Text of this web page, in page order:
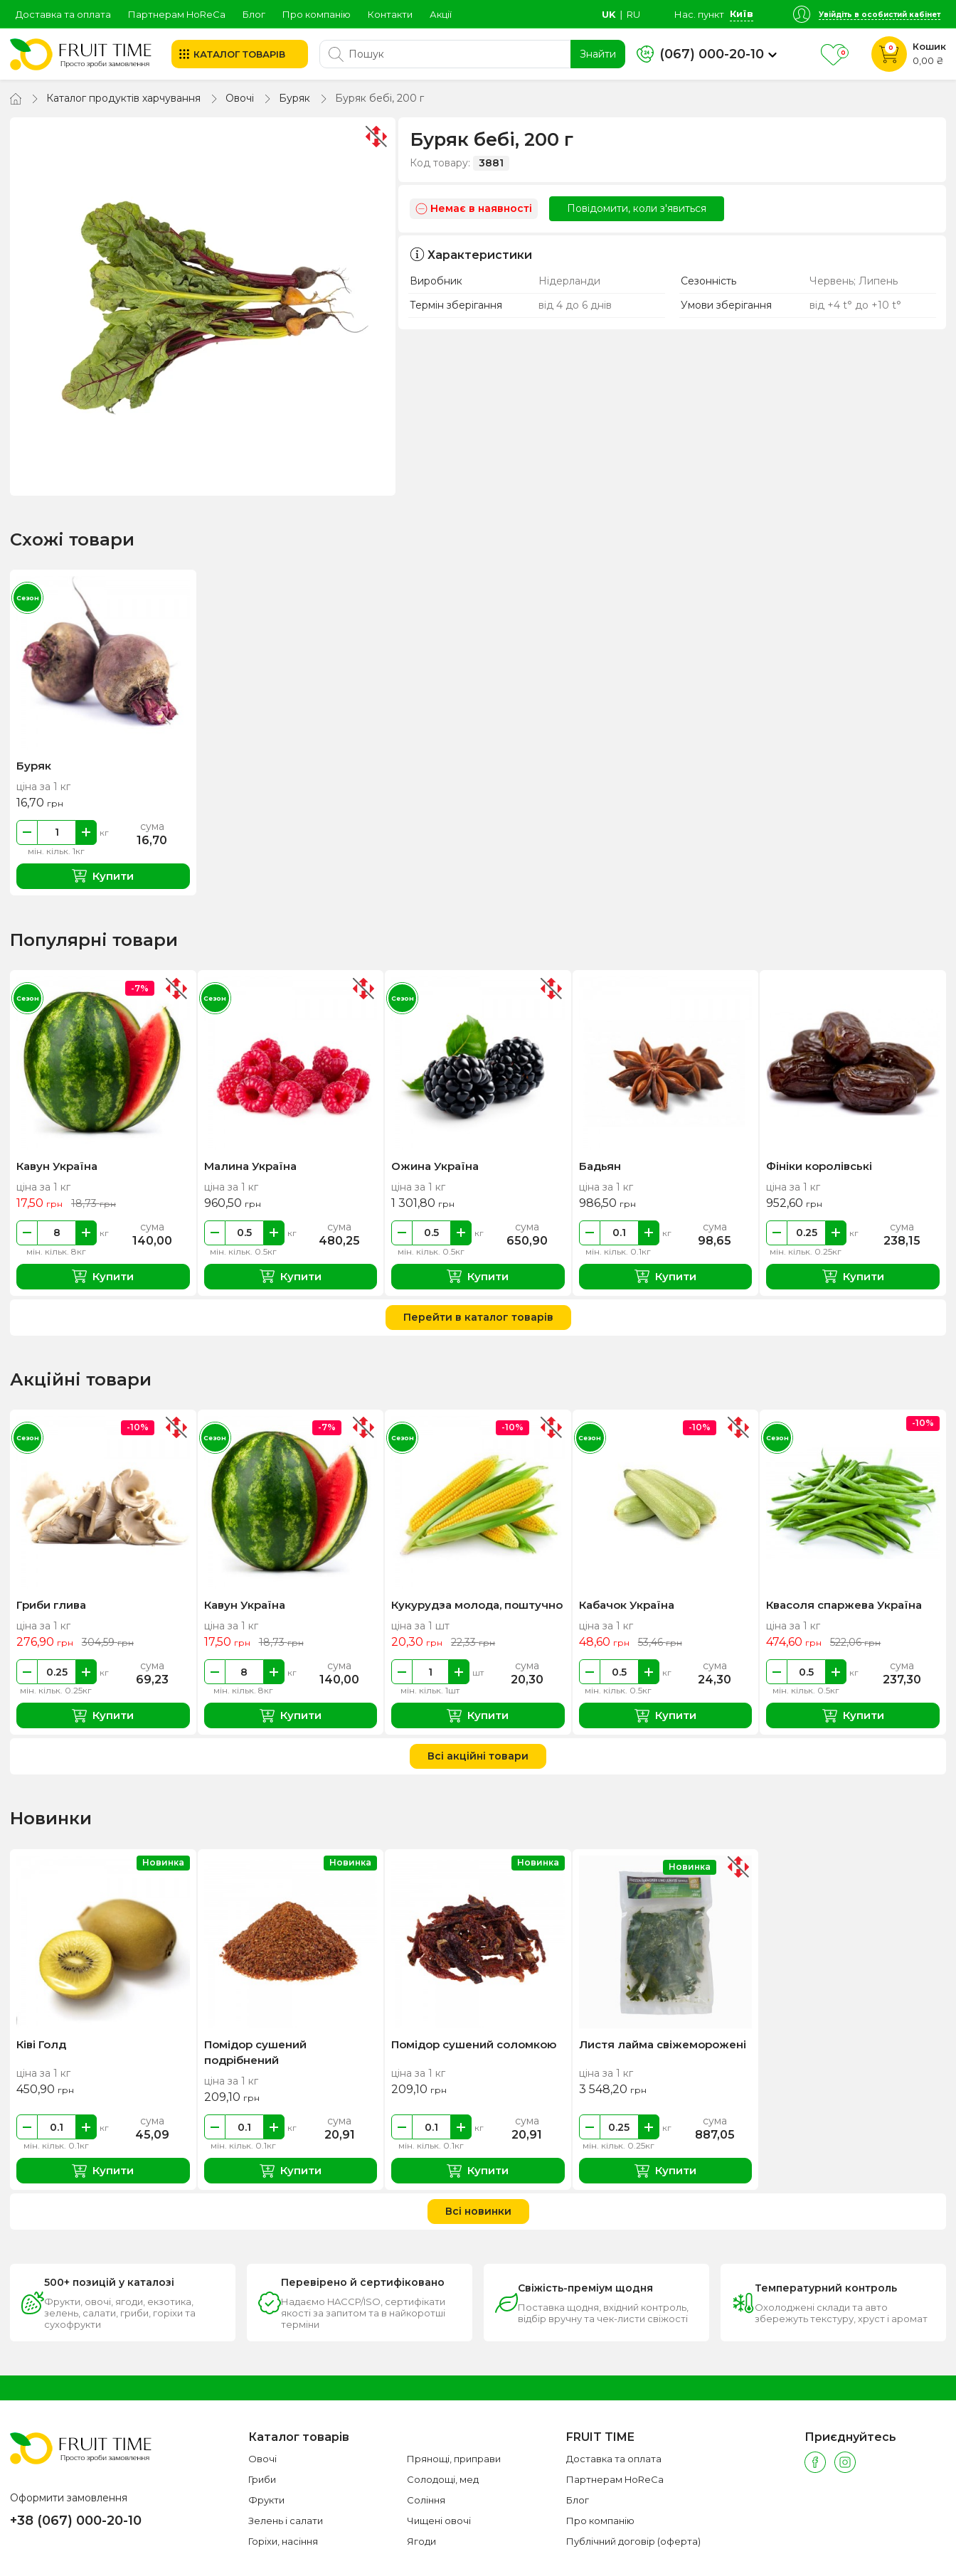
Доставка та оплата Партнерам HoReCa Блог Про компанію Контакти Акції UK ∣ RU Нас. пункт Київ Увійдіть в особистий кабінет
КАТАЛОГ ТОВАРІВ Знайти (067) 000-20-10 0
0
Кошик
0,00 ₴
Каталог продуктів харчування Овочі Буряк Буряк бебі, 200 г
Буряк бебі, 200 г
Код товару: 3881
Немає в наявності Повідомити, коли з'явиться
Характеристики
Виробник Нідерланди Сезонність
Червень; Липень
Термін зберігання
від 4 до 6 днів Умови зберігання від +4 t° до +10 t°
Схожі товари
Буряк
ціна за 1 кг
16,70 грн
мін. кільк. 1кг
кг сума
16,70
Купити
Сезон
Популярні товари
Кавун Україна
ціна за 1 кг
17,50 грн 18,73грн
мін. кільк. 8кг
кг сума
140,00
Купити
-7%
Сезон
Малина Україна
ціна за 1 кг
960,50 грн
мін. кільк. 0.5кг
кг сума
480,25
Купити
Сезон
Ожина Україна
ціна за 1 кг
1 301,80 грн
мін. кільк. 0.5кг
кг сума
650,90
Купити
Сезон
Бадьян
ціна за 1 кг
986,50 грн
мін. кільк. 0.1кг
кг сума
98,65
Купити
Фініки королівські
ціна за 1 кг
952,60 грн
мін. кільк. 0.25кг
кг сума
238,15
Купити
Перейти в каталог товарів
Акційні товари
Гриби глива
ціна за 1 кг
276,90 грн 304,59грн
мін. кільк. 0.25кг
кг сума
69,23
Купити
-10%
Сезон
Кавун Україна
ціна за 1 кг
17,50 грн 18,73грн
мін. кільк. 8кг
кг сума
140,00
Купити
-7%
Сезон
Кукурудза молода, поштучно
ціна за 1 шт
20,30 грн 22,33грн
мін. кільк. 1шт
шт сума
20,30
Купити
-10%
Сезон
Кабачок Україна
ціна за 1 кг
48,60 грн 53,46грн
мін. кільк. 0.5кг
кг сума
24,30
Купити
-10%
Сезон
Квасоля спаржева Україна
ціна за 1 кг
474,60 грн 522,06грн
мін. кільк. 0.5кг
кг сума
237,30
Купити
-10%
Сезон
Всі акційні товари
Новинки
Ківі Голд
ціна за 1 кг
450,90 грн
мін. кільк. 0.1кг
кг сума
45,09
Купити
Новинка
Помідор сушений
подрібнений
ціна за 1 кг
209,10 грн
мін. кільк. 0.1кг
кг сума
20,91
Купити
Новинка
Помідор сушений соломкою
ціна за 1 кг
209,10 грн
мін. кільк. 0.1кг
кг сума
20,91
Купити
Новинка
Листя лайма свіжеморожені
ціна за 1 кг
3 548,20 грн
мін. кільк. 0.25кг
кг сума
887,05
Купити
Новинка
Всі новинки
500+ позицій у каталозі
Фрукти, овочі, ягоди, екзотика,
зелень, салати, гриби, горіхи та
сухофрукти
Перевірено й сертифіковано
Надаємо HACCP/ISO, сертифікати
якості за запитом та в найкоротші
терміни
Свіжість-преміум щодня
Поставка щодня, вхідний контроль,
відбір вручну та чек-листи свіжості
Температурний контроль
Охолоджені склади та авто
збережуть текстуру, хруст і аромат
Оформити замовлення
+38 (067) 000-20-10
Каталог товарів
Овочі
Гриби
Фрукти
Зелень і салати
Горіхи, насіння
Прянощі, приправи
Солодощі, мед
Соління
Чищені овочі
Ягоди
FRUIT TIME
Доставка та оплата
Партнерам HoReCa
Блог
Про компанію
Публічний договір (оферта)
Приєднуйтесь